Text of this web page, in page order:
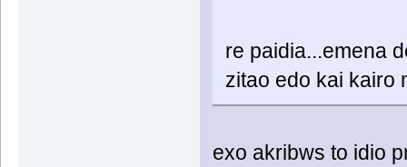
re paidia...emena
zitao edo kai kairo
exo akribws to idio